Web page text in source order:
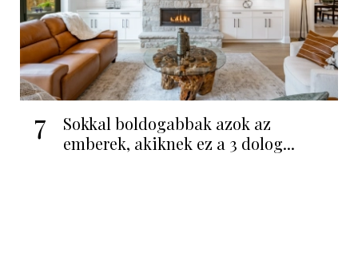
7
Sokkal boldogabbak azok az
emberek, akiknek ez a 3 dolog...